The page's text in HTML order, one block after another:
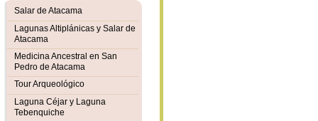
Salar de Atacama
Lagunas Altiplánicas y Salar de
Atacama
Medicina Ancestral en San
Pedro de Atacama
Tour Arqueológico
Laguna Céjar y Laguna
Tebenquiche